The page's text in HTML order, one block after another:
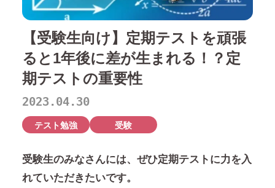
【受験生向け】定期テストを頑張
ると1年後に差が生まれる！？定
期テストの重要性
2023.04.30
テスト勉強 受験
受験生のみなさんには、ぜひ定期テストに力を入
れていただきたいです。